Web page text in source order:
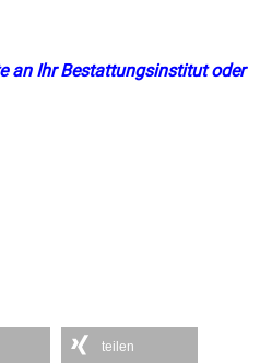
an Ihr Bestattungsinstitut oder
teilen